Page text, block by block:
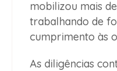
mobilizou mais
trabalhando de
cumprimento às
As diligências